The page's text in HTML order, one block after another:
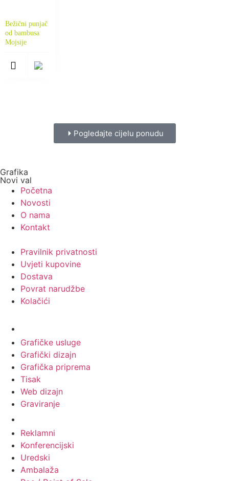
Bežični punjač
od bambusa
Mojsije
Pogledajte cijelu ponudu
Grafika
Novi val
Početna
Novosti
O nama
Kontakt
Pravilnik privatnosti
Uvjeti kupovine
Dostava
Povrat narudžbe
Kolačići
Grafičke usluge
Grafički dizajn
Grafička priprema
Tisak
Web dizajn
Graviranje
Reklamni
Konferencijski
Uredski
Ambalaža